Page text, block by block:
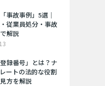
事故事例」5選｜
従業員処分・事故
解説
登録番号」とは？ナ
ートの法的な役割
方を解説